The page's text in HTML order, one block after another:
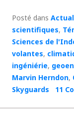
Posté dans
scientifiques,
Sciences de
volantes,
ingéniérie,
Marvin Herndon,
Skyguards
11